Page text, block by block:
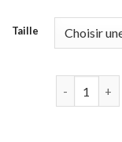
Taille